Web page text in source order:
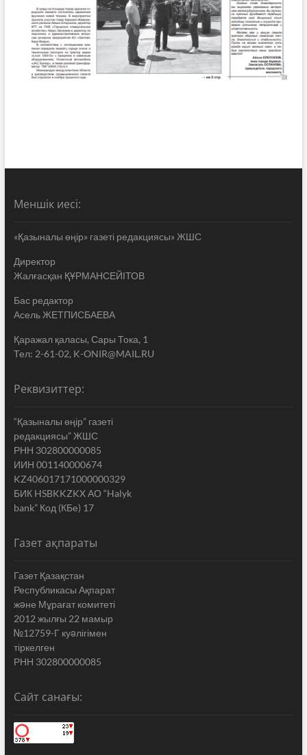
Меншік иесі:
«Қазыналы өңір» газеті редакциясы» ЖШС
Директор
Жалғасқан ҚҰРМАНСЕЙІТОВ
Бас редактор
Асель ЖЕТПИСБАЕВА
Қаражал қаласы, Сары Тока, 1
Тел: 2-61-02, K-ONIR@MAIL.RU
Реквизиттер:
“Қазыналы өңір” газеті
редакциясы” ЖШС
РНН 302800000085
ИИН 001140000674
KZ406017171000000329
БИК HSBKKZKX АО “Halyk
bank” Код (КБе) 17
Газет ақпараты
Газет Қазақстан
Республикасы Ақпарат
жəне Мұрағат комитеті
2012 жылғы 22 мамыр
№12759-Г куəлігімен
тіркелген
РНН 302800000085
Сайт санағы: